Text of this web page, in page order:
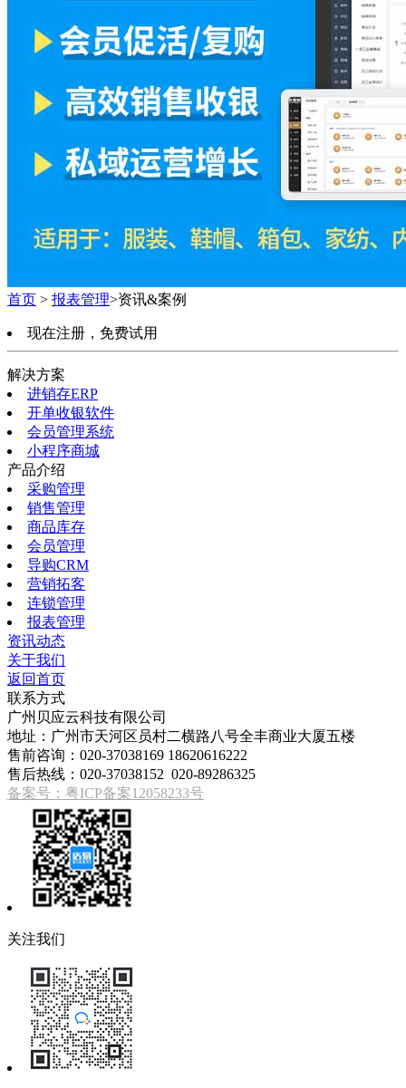
首页 > 报表管理>资讯&案例
现在注册，免费试用
解决方案
进销存ERP
开单收银软件
会员管理系统
小程序商城
产品介绍
采购管理
销售管理
商品库存
会员管理
导购CRM
营销拓客
连锁管理
报表管理
资讯动态
关于我们
返回首页
联系方式
广州贝应云科技有限公司
地址：广州市天河区员村二横路八号全丰商业大厦五楼
售前咨询：020-37038169 18620616222
售后热线：020-37038152 020-89286325
备案号：粤ICP备案12058233号
关注我们